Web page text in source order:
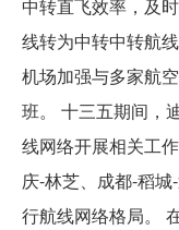
中转直飞效率，及
线转为中转中转航
机场加强与多家航
班。 十三五期间，
线网络开展相关工
庆-林芝、成都-稻
行航线网络格局。